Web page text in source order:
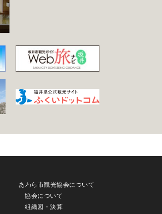
あわら市観光協会について
協会について
組織図・決算